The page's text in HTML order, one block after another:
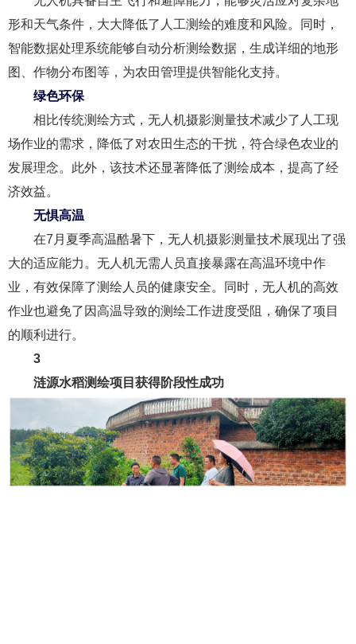
形和天气条件，大大降低了人工测绘的难度和风险。同时，
智能数据处理系统能够自动分析测绘数据，生成详细的地形
图、作物分布图等，为农田管理提供智能化支持。
绿色环保
相比传统测绘方式，无人机摄影测量技术减少了人工现
场作业的需求，降低了对农田生态的干扰，符合绿色农业的
发展理念。此外，该技术还显著降低了测绘成本，提高了经
济效益。
无惧高温
在7月夏季高温酷暑下，无人机摄影测量技术展现出了强
大的适应能力。无人机无需人员直接暴露在高温环境中作
业，有效保障了测绘人员的健康安全。同时，无人机的高效
作业也避免了因高温导致的测绘工作进度受阻，确保了项目
的顺利进行。
3
涟源水稻测绘项目获得阶段性成功